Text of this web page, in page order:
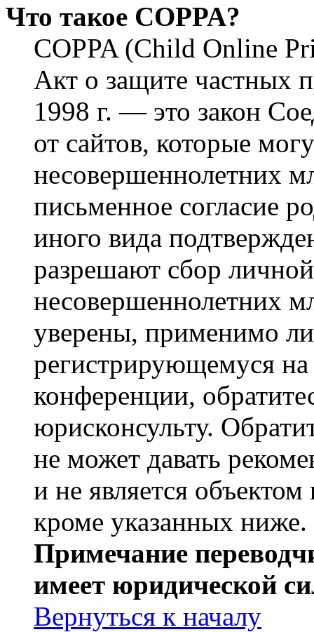
Что такое COPPA?
COPPA (Child Online
Акт о защите частных
1998 г. — это закон
от сайтов, которые
несовершеннолетних
письменное согласие
иного вида
разрешают сбор
несовершеннолетних
уверены, применимо
регистрирующемуся
конференции,
юрисконсульту.
не может давать
и не является
кроме указанных ниже.
Примечание
имеет юридической
Вернуться к началу